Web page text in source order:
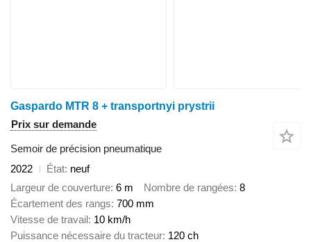
Gaspardo MTR 8 + transportnyi prystrii
Prix sur demande
Semoir de précision pneumatique
2022
État neuf
Largeur de couverture 6 m Nombre de rangées 8
Écartement des rangs 700 mm
Vitesse de travail 10 km/h
Puissance nécessaire du tracteur 120 ch